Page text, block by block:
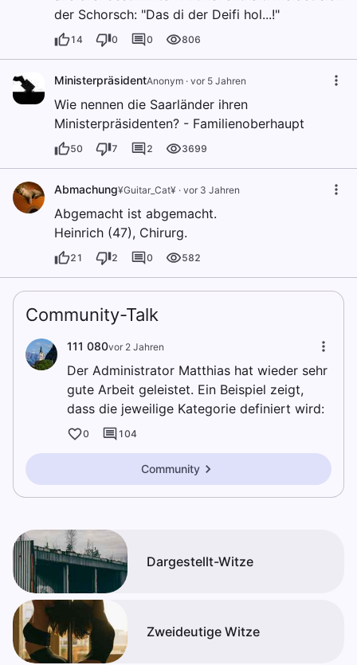
der Schorsch: "Das di der Deifi hol...!"
14 0 0 806
MinisterpräsidentAnonym · vor 5 Jahren
Wie nennen die Saarländer ihren
Ministerpräsidenten? - Familienoberhaupt
50 7 2 3699
Abmachung¥Guitar_Cat¥ · vor 3 Jahren
Abgemacht ist abgemacht.
Heinrich (47), Chirurg.
21 2 0 582
Community-Talk
111 080vor 2 Jahren
Der Administrator Matthias hat wieder sehr
gute Arbeit geleistet. Ein Beispiel zeigt,
dass die jeweilige Kategorie definiert wird:
0 104
Community
Dargestellt-Witze
Zweideutige Witze